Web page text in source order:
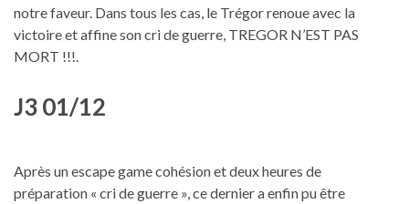
notre faveur. Dans tous les cas, le Trégor renoue avec la
victoire et affine son cri de guerre, TREGOR N’EST PAS
MORT !!!.
J3 01/12
Après un escape game cohésion et deux heures de
préparation « cri de guerre », ce dernier a enfin pu être